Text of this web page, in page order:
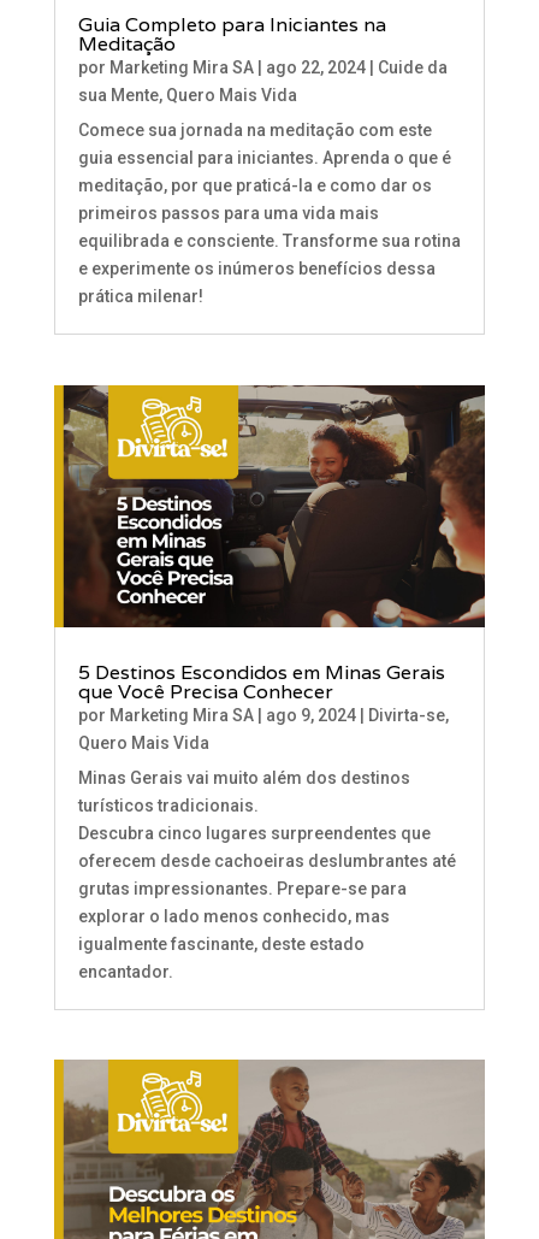
Guia Completo para Iniciantes na
Meditação
por Marketing Mira SA| ago 22, 2024| Cuide da
sua Mente, Quero Mais Vida
Comece sua jornada na meditação com este
guia essencial para iniciantes. Aprenda o que é
meditação, por que praticá-la e como dar os
primeiros passos para uma vida mais
equilibrada e consciente. Transforme sua rotina
e experimente os inúmeros benefícios dessa
prática milenar!
5 Destinos Escondidos em Minas Gerais
que Você Precisa Conhecer
por Marketing Mira SA| ago 9, 2024| Divirta-se,
Quero Mais Vida
Minas Gerais vai muito além dos destinos
turísticos tradicionais.
Descubra cinco lugares surpreendentes que
oferecem desde cachoeiras deslumbrantes até
grutas impressionantes. Prepare-se para
explorar o lado menos conhecido, mas
igualmente fascinante, deste estado
encantador.